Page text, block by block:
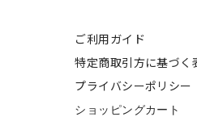
ご利用ガイド
特定商取引方に基づく
プライバシーポリシー
ショッピングカート